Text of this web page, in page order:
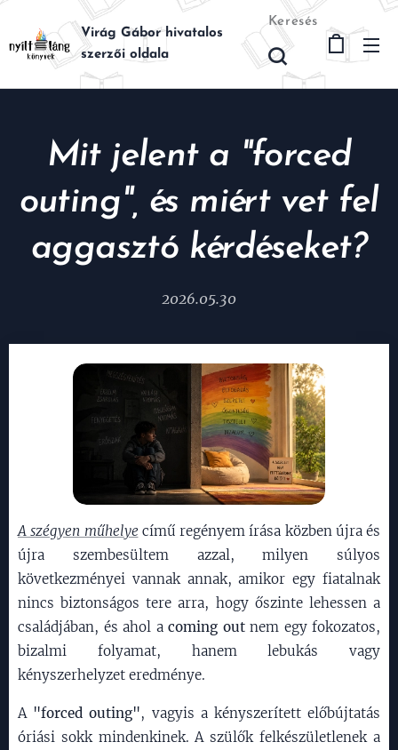
Virág Gábor hivatalos
szerzői oldala
Keresés
Mit jelent a "forced
outing", és miért vet fel
aggasztó kérdéseket?
2026.05.30
A szégyen műhelye című regényem írása közben újra és
újra szembesültem azzal, milyen súlyos
következményei vannak annak, amikor egy fiatalnak
nincs biztonságos tere arra, hogy őszinte lehessen a
családjában, és ahol a coming outnem egy fokozatos,
bizalmi folyamat, hanem lebukás vagy
kényszerhelyzet eredménye.
A "forced outing", vagyis a kényszerített előbújtatás
óriási sokk mindenkinek. A szülők felkészületlenek a